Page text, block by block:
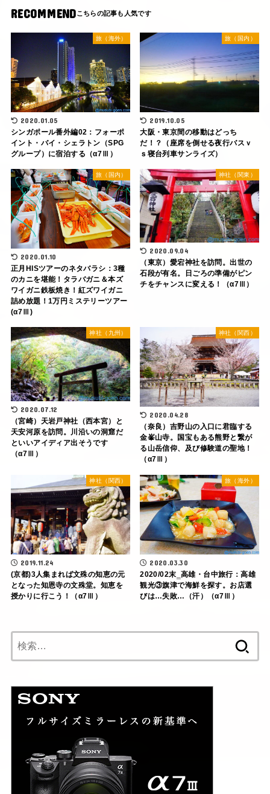
RECOMMEND
旅（海外）
2020.01.05
シンガポール番外編02：フォーポ
イント・バイ・シェラトン（SPG
グループ）に宿泊する（α7Ⅲ）
旅（国内）
2019.10.05
大阪・東京間の移動はどっち
だ！？（座席を倒せる夜行バスｖ
ｓ寝台列車サンライズ）
旅（国内）
2020.01.10
正月HISツアーのネタバラシ：3種
のカニを堪能！タラバガニ＆本ズ
ワイガニ鉄板焼き！紅ズワイガニ
詰め放題！1万円ミステリーツアー
(α7Ⅲ)
神社（関東）
2020.09.04
（東京）愛宕神社を訪問。出世の
石段が有名。日ごろの準備がピン
チをチャンスに変える！（α7Ⅲ）
神社（九州）
2020.07.12
（宮崎）天岩戸神社（西本宮）と
天安河原を訪問。川沿いの洞窟だ
といいアイディア出そうです
（α7Ⅲ）
神社（関西）
2020.04.28
（奈良）吉野山の入口に君臨する
金峯山寺。国宝もある熊野と繋が
る山岳信仰、及び修験道の聖地！
（α7Ⅲ）
神社（関西）
2019.11.24
(京都)3人集まれば文殊の知恵の元
となった知恩寺の文殊堂。知恵を
授かりに行こう！（α7Ⅲ）
旅（海外）
2020.03.30
2020/02末‗高雄・台中旅行：高雄
観光③旗津で海鮮を探す。お店選
びは…失敗…（汗）（α7Ⅲ）
索: